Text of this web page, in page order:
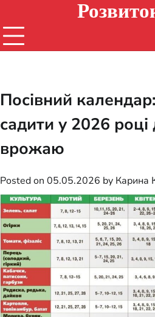
content
Посівний
садити у 2026 році
врожаю
Posted on 05.05.2026 by Карина